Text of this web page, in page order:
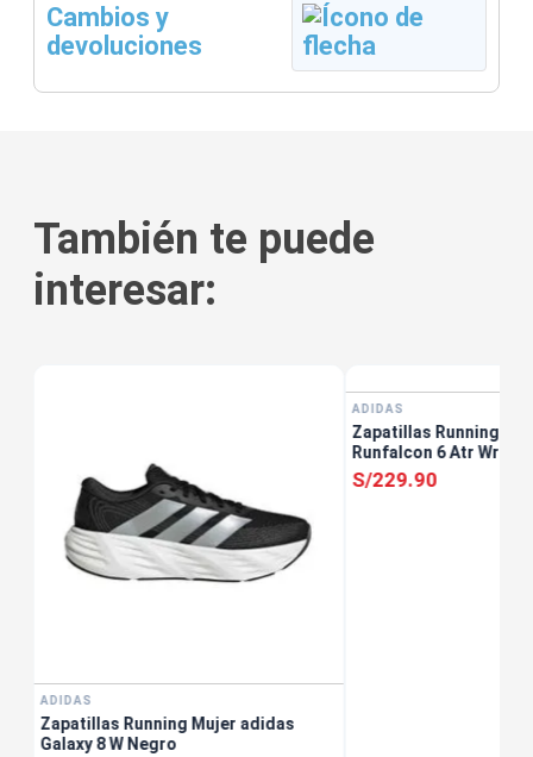
Cambios y
devoluciones
También te puede
interesar:
ADIDAS
Zapatillas Running Mujer adidas
Galaxy 8 W Negro
ADIDAS
Zapatillas Running
Runfalcon 6 Atr Wr W
S/229.90